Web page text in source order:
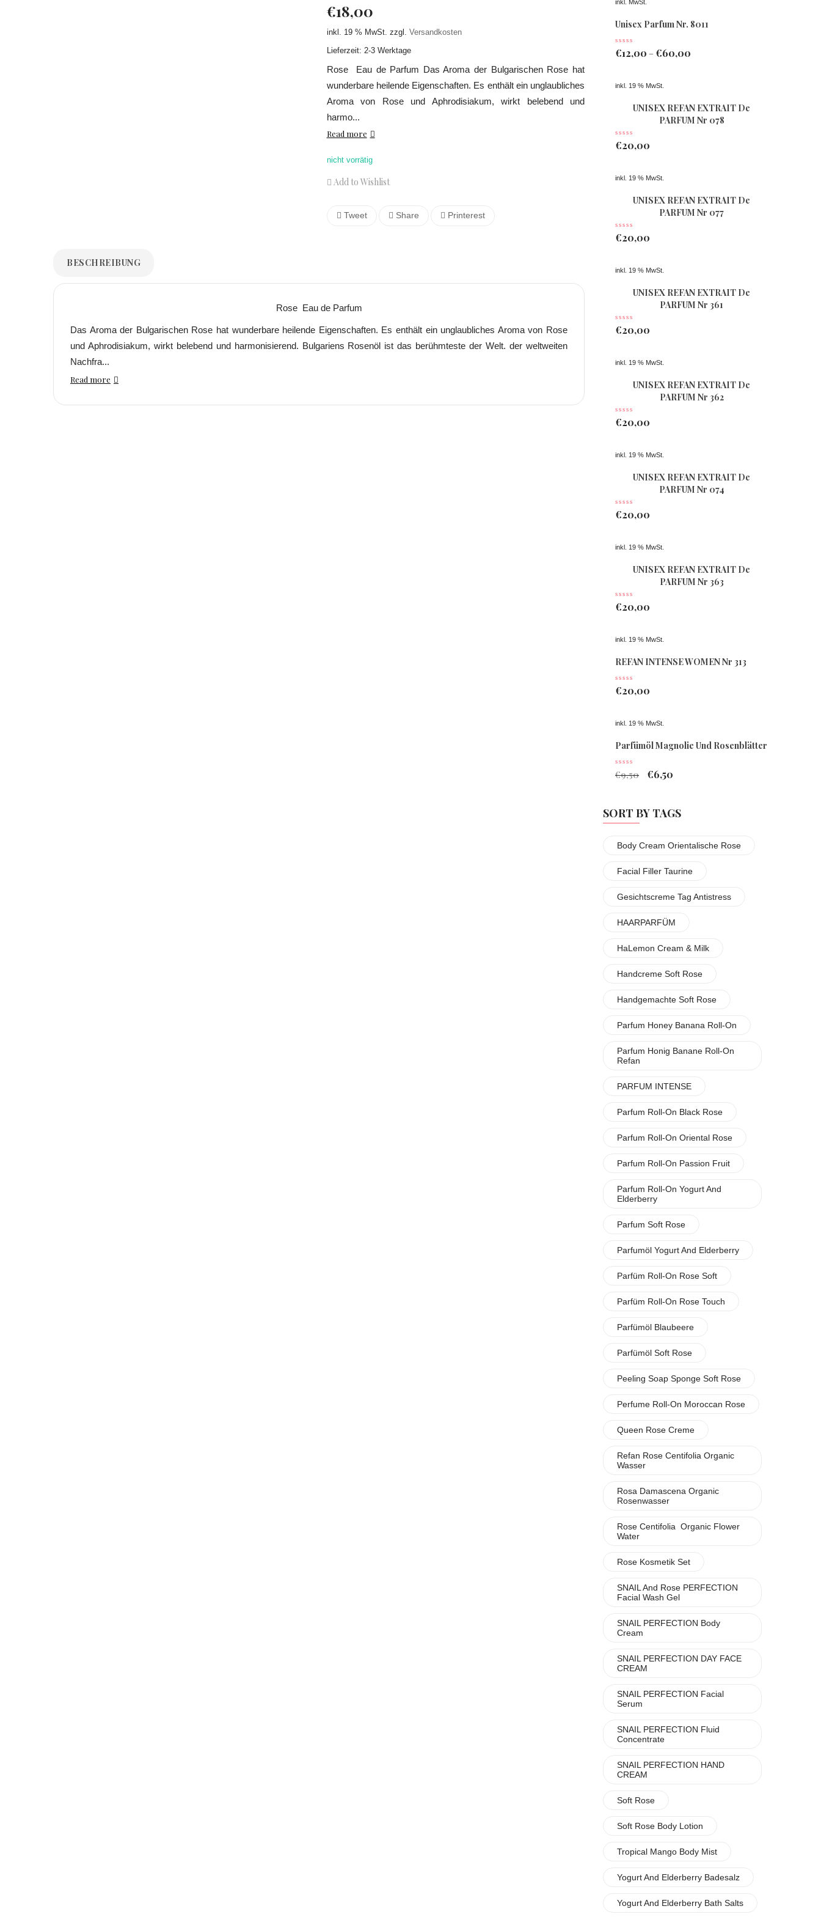
€18,00
inkl. 19 % MwSt. zzgl. Versandkosten
Lieferzeit: 2-3 Werktage
Rose Eau de Parfum Das Aroma der Bulgarischen Rose hat
wunderbare heilende Eigenschaften. Es enthält ein unglaubliches
Aroma von Rose und Aphrodisiakum, wirkt belebend und
harmo...
Read more
nicht vorrätig
Add to Wishlist
Tweet Share Printerest
BESCHREIBUNG
Rose Eau de Parfum
Das Aroma der Bulgarischen Rose hat wunderbare heilende Eigenschaften. Es enthält ein unglaubliches Aroma von Rose
und Aphrodisiakum, wirkt belebend und harmonisierend. Bulgariens Rosenöl ist das berühmteste der Welt. der weltweiten
Nachfra...
Read more
inkl. MwSt.
Unisex Parfum Nr. 8011
€12,00 – €60,00
inkl. 19 % MwSt.
UNISEX REFAN EXTRAIT De
PARFUM Nr 078
€20,00
inkl. 19 % MwSt.
UNISEX REFAN EXTRAIT De
PARFUM Nr 077
€20,00
inkl. 19 % MwSt.
UNISEX REFAN EXTRAIT De
PARFUM Nr 361
€20,00
inkl. 19 % MwSt.
UNISEX REFAN EXTRAIT De
PARFUM Nr 362
€20,00
inkl. 19 % MwSt.
UNISEX REFAN EXTRAIT De
PARFUM Nr 074
€20,00
inkl. 19 % MwSt.
UNISEX REFAN EXTRAIT De
PARFUM Nr 363
€20,00
inkl. 19 % MwSt.
REFAN INTENSE WOMEN Nr 313
€20,00
inkl. 19 % MwSt.
Parfümöl Magnolie Und Rosenblätter
€9,50 €6,50
SORT BY TAGS
Body Cream Orientalische Rose
Facial Filler Taurine
Gesichtscreme Tag Antistress
HAARPARFÜM
HaLemon Cream & Milk
Handcreme Soft Rose
Handgemachte Soft Rose
Parfum Honey Banana Roll-On
Parfum Honig Banane Roll-On
Refan
PARFUM INTENSE
Parfum Roll-On Black Rose
Parfum Roll-On Oriental Rose
Parfum Roll-On Passion Fruit
Parfum Roll-On Yogurt And
Elderberry
Parfum Soft Rose
Parfumöl Yogurt And Elderberry
Parfüm Roll-On Rose Soft
Parfüm Roll-On Rose Touch
Parfümöl Blaubeere
Parfümöl Soft Rose
Peeling Soap Sponge Soft Rose
Perfume Roll-On Moroccan Rose
Queen Rose Creme
Refan Rose Centifolia Organic
Wasser
Rosa Damascena Organic
Rosenwasser
Rose Centifolia Organic Flower
Water
Rose Kosmetik Set
SNAIL And Rose PERFECTION
Facial Wash Gel
SNAIL PERFECTION Body
Cream
SNAIL PERFECTION DAY FACE
CREAM
SNAIL PERFECTION Facial
Serum
SNAIL PERFECTION Fluid
Concentrate
SNAIL PERFECTION HAND
CREAM
Soft Rose
Soft Rose Body Lotion
Tropical Mango Body Mist
Yogurt And Elderberry Badesalz
Yogurt And Elderberry Bath Salts